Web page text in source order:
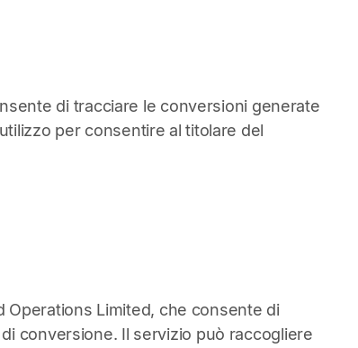
di tracciare le conversioni generate
per consentire al titolare del
Operations Limited, che consente di
conversione. Il servizio può raccogliere